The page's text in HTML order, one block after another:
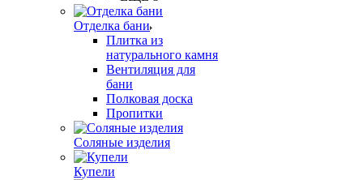
Отделка бани
Плитка из
натурального камня
Вентиляция для
бани
Полковая доска
Пропитки
Соляные изделия
Купели